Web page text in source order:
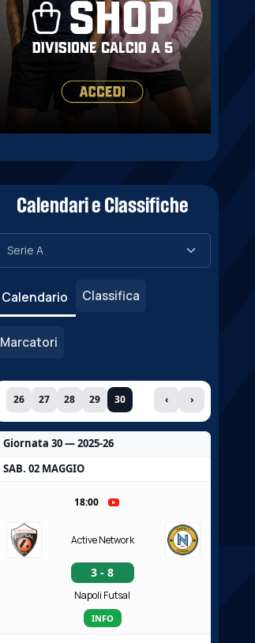
Calendari e Classifiche
Calendario Classifica
Marcatori
26 27 28 29 30 ‹ ›
Giornata 30 — 2025-26
SAB. 02 MAGGIO
18:00
Active Network
3 - 8
Napoli Futsal
INFO